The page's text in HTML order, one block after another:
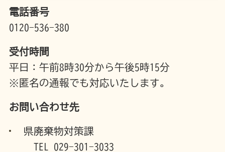
電話番号
0120-536-380
受付時間
平日：午前8時30分から午後5時15分
※匿名の通報でも対応いたします。
お問い合わせ先
県廃棄物対策課
TEL 029-301-3033